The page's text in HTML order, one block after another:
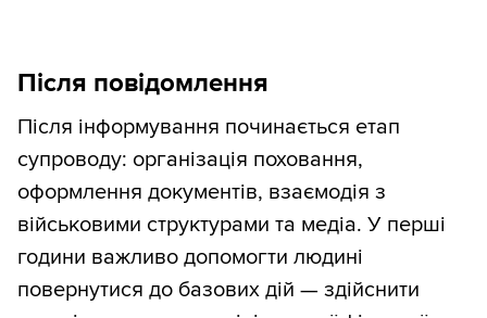
Після повідомлення
Після інформування починається етап
супроводу: організація поховання,
оформлення документів, взаємодія з
військовими структурами та медіа. У перші
години важливо допомогти людині
повернутися до базових дій — здійснити